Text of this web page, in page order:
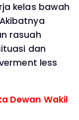
kelas bawah
rasuah
dan
less
Dewan Wakil